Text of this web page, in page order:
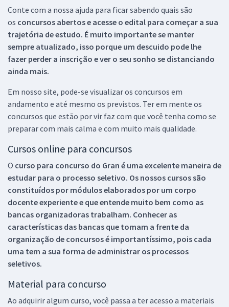
Conte com a nossa ajuda para ficar sabendo quais são
os concursos abertos e acesse o edital para começar a sua
trajetória de estudo. É muito importante se manter
sempre atualizado, isso porque um descuido pode lhe
fazer perder a inscrição e ver o seu sonho se distanciando
ainda mais.
Em nosso site, pode-se visualizar os concursos em
andamento e até mesmo os previstos. Ter em mente os
concursos que estão por vir faz com que você tenha como se
preparar com mais calma e com muito mais qualidade.
Cursos online para concursos
O curso para concurso do Gran é uma excelente maneira de
estudar para o processo seletivo. Os nossos cursos são
constituídos por módulos elaborados por um corpo
docente experiente e que entende muito bem como as
bancas organizadoras trabalham. Conhecer as
características das bancas que tomam a frente da
organização de concursos é importantíssimo, pois cada
uma tem a sua forma de administrar os processos
seletivos.
Material para concurso
Ao adquirir algum curso, você passa a ter acesso a materiais